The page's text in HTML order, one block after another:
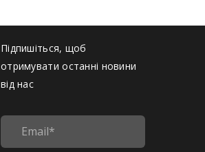
Підпишіться, щоб
отримувати останні новини
від нас